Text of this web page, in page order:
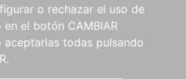
o rechazar el uso de
el botón CAMBIAR
aceptarlas todas pulsando